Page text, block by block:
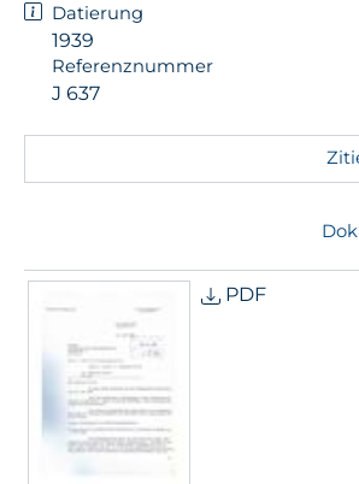
Datierung
1939
Referenznummer
J 637
PDF